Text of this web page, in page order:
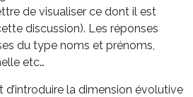
de visualiser ce dont il est
discussion). Les réponses
du type noms et prénoms,
etc…
d’introduire la dimension évolutive